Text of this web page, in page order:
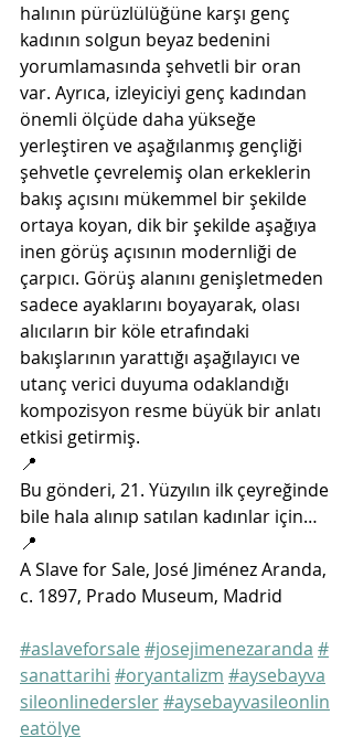
halının pürüzlülüğüne karşı genç
kadının solgun beyaz bedenini
yorumlamasında şehvetli bir oran
var. Ayrıca, izleyiciyi genç kadından
önemli ölçüde daha yükseğe
yerleştiren ve aşağılanmış gençliği
şehvetle çevrelemiş olan erkeklerin
bakış açısını mükemmel bir şekilde
ortaya koyan, dik bir şekilde aşağıya
inen görüş açısının modernliği de
çarpıcı. Görüş alanını genişletmeden
sadece ayaklarını boyayarak, olası
alıcıların bir köle etrafındaki
bakışlarının yarattığı aşağılayıcı ve
utanç verici duyuma odaklandığı
kompozisyon resme büyük bir anlatı
etkisi getirmiş.
📍
Bu gönderi, 21. Yüzyılın ilk çeyreğinde
bile hala alınıp satılan kadınlar için…
📍
A Slave for Sale, José Jiménez Aranda,
c. 1897, Prado Museum, Madrid
#aslaveforsale #josejimenezaranda #
sanattarihi #oryantalizm #aysebayva
sileonlinedersler#aysebayvasileonlin
eatölye